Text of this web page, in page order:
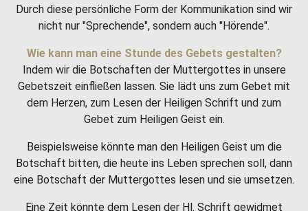
Durch diese persönliche Form der Kommunikation sind wir
nicht nur "Sprechende", sondern auch "Hörende".
Wie kann man eine Stunde des Gebets gestalten?
Indem wir die Botschaften der Muttergottes in unsere
Gebetszeit einfließen lassen. Sie lädt uns zum Gebet mit
dem Herzen, zum Lesen der Heiligen Schrift und zum
Gebet zum Heiligen Geist ein.
Beispielsweise könnte man den Heiligen Geist um die
Botschaft bitten, die heute ins Leben sprechen soll, dann
eine Botschaft der Muttergottes lesen und sie umsetzen.
Eine Zeit könnte dem Lesen der Hl. Schrift gewidmet